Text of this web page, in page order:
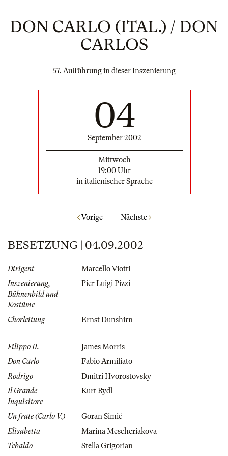
DON CARLO (ITAL.) / DON
CARLOS
57. Aufführung in dieser Inszenierung
04
September 2002
Mittwoch
19:00 Uhr
in italienischer Sprache
Vorige Nächste
BESETZUNG | 04.09.2002
Dirigent
Marcello Viotti
Inszenierung,
Bühnenbild und
Kostüme
Pier Luigi Pizzi
Chorleitung Ernst Dunshirn
Filippo II.
James Morris
Don Carlo
Fabio Armiliato
Rodrigo
Dmitri Hvorostovsky
Il Grande
Inquisitore
Kurt Rydl
Un frate (Carlo V.)
Goran Simić
Elisabetta
Marina Mescheriakova
Tebaldo
Stella Grigorian